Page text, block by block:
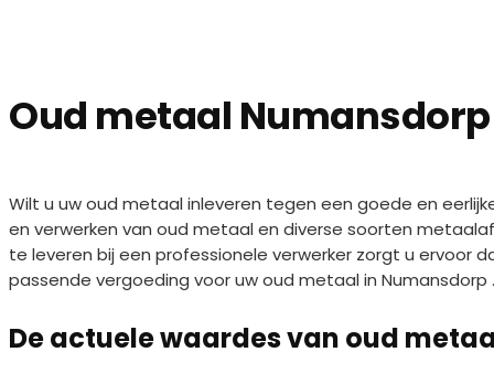
Oud metaal Numansdorp
Wilt u uw oud metaal inleveren tegen een goede en
en verwerken van oud metaal en diverse soorten
te leveren bij een professionele verwerker zorgt u ervoor
passende vergoeding voor uw oud metaal in Numansdorp .
De actuele waardes van oud